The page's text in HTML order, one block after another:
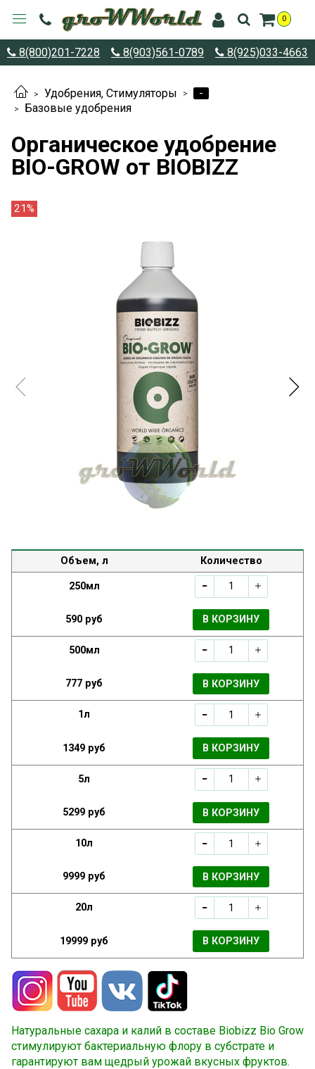
0
8(800)201-7228 8(903)561-0789 8(925)033-4663
Удобрения, Стимуляторы
-
Базовые удобрения
Органическое удобрение
BIO-GROW от BIOBIZZ
21%
Объем, л Количество
250мл
590 руб В КОРЗИНУ
500мл
777 руб В КОРЗИНУ
1л
1349 руб В КОРЗИНУ
5л
5299 руб В КОРЗИНУ
10л
9999 руб В КОРЗИНУ
20л
19999 руб В КОРЗИНУ
Натуральные сахара и калий в составе Biobizz Bio Grow
стимулируют бактериальную флору в субстрате и
гарантируют вам щедрый урожай вкусных фруктов.